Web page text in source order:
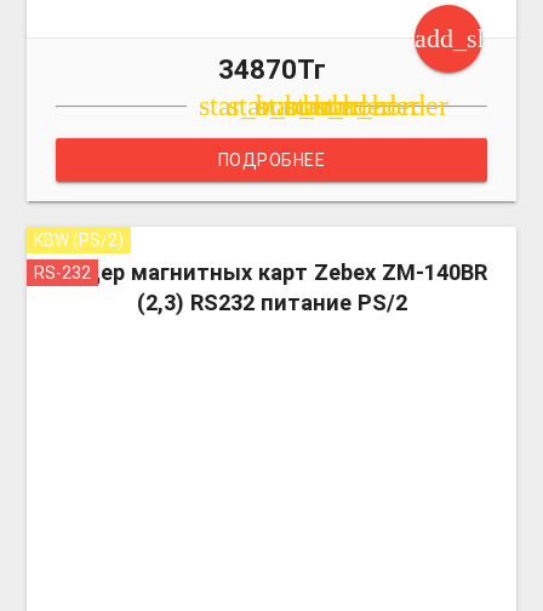
34870Тг
star_border
star_border
star_border
star_border
star_border
ПОДРОБНЕЕ
KBW (PS/2)
RS-232
Ридер магнитных карт Zebex ZM-140ВR
(2,3) RS232 питание PS/2